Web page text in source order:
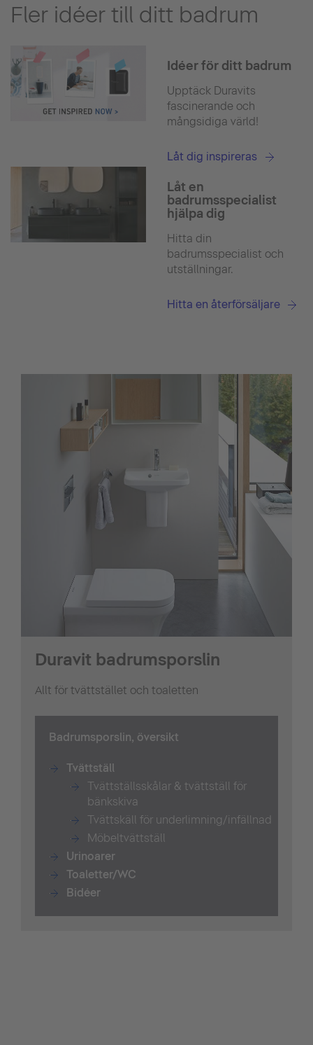
Fler idéer till ditt badrum
Idéer för ditt badrum
Upptäck Duravits
fascinerande och
mångsidiga värld!
Låt dig inspireras
Låt en
badrumsspecialist
hjälpa dig
Hitta din
badrumsspecialist och
utställningar.
Hitta en återförsäljare
Duravit badrumsporslin
Allt för tvättstället och toaletten
Badrumsporslin, översikt
Tvättställ
Tvättställsskålar & tvättställ för
bänkskiva
Tvättskäll för underlimning/infällnad
Möbeltvättställ
Urinoarer
Toaletter/WC
Bidéer